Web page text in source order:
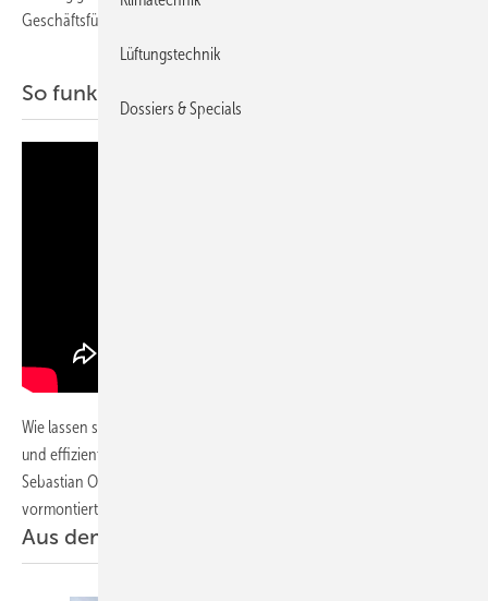
Geschäftsführer Timur Sirman das Unternehmen.
So funktioniert das Daikin Energiemodul
Wie lassen sich Mehrfamilienhäuser und Bestandsgebäude schnell
und effizient auf Wärmepumpentechnik umrüsten? Im Gespräch mit
Sebastian Otte von Daikin stellt er das Energie-Modul vor – eine
vormontierte Plug-and-Play-Heizzentrale im Container.
Aus dem aktuellen Heft
Lüftungstechnik
Dossiers & Specials